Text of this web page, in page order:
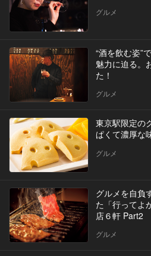
グルメ
“酒を飲む姿”
魅力に迫る。
た！
グルメ
東京駅限定の
ぱくて濃厚な
グルメ
グルメを自負
た「行ってよ
店６軒 Part2
グルメ